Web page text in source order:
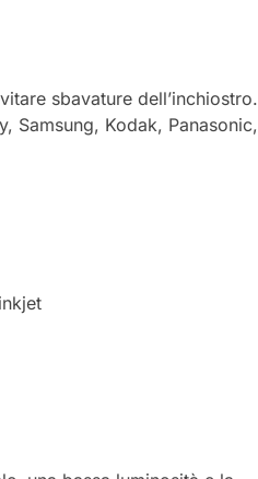
sbavature dell’inchiostro.
Samsung, Kodak, Panasonic,